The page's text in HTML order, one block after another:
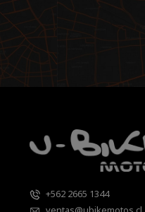
+562 2665 1344